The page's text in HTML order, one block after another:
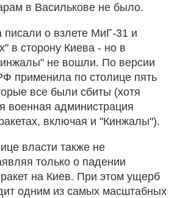
в Василькове не было.
писали о взлете МиГ-31 и
в сторону Киева - но в
не вошли. По версии
применила по столице пять
все были сбиты (хотя
военная администрация
включая и "Кинжалы").
власти также не
только о падении
на Киев. При этом ущерб
одним из самых масштабных